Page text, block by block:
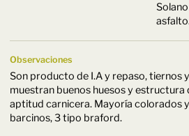
Observaciones
Son producto de I.A y repaso, tiernos
muestran buenos huesos y estructura
aptitud carnicera. Mayoría colorados
barcinos, 3 tipo braford.